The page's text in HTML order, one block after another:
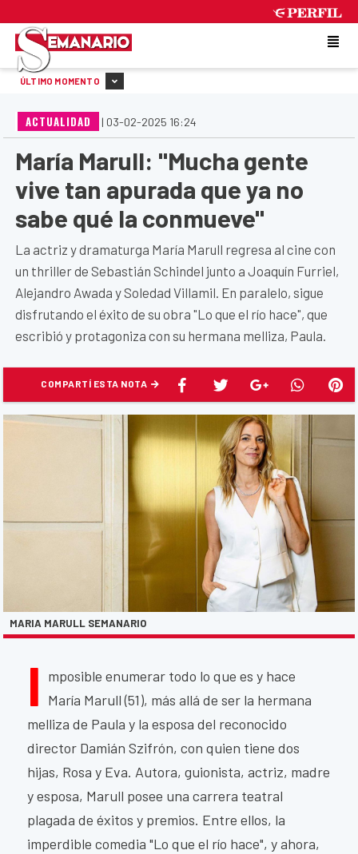
ÚLTIMO MOMENTO
ACTUALIDAD | 03-02-2025 16:24
María Marull: "Mucha gente
vive tan apurada que ya no
sabe qué la conmueve"
La actriz y dramaturga María Marull regresa al cine con
un thriller de Sebastián Schindel junto a Joaquín Furriel,
Alejandro Awada y Soledad Villamil. En paralelo, sigue
disfrutando el éxito de su obra "Lo que el río hace", que
escribió y protagoniza con su hermana melliza, Paula.
COMPARTÍ ESTA NOTA
MARIA MARULL SEMANARIO
I mposible enumerar todo lo que es y hace
María Marull (51), más allá de ser la hermana
melliza de Paula y la esposa del reconocido
director Damián Szifrón, con quien tiene dos
hijas, Rosa y Eva. Autora, guionista, actriz, madre
y esposa, Marull posee una carrera teatral
plagada de éxitos y premios. Entre ellos, la
imperdible comedia "Lo que el río hace", y ahora,